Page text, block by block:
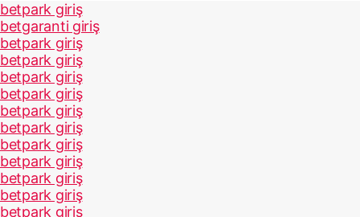
betpark giriş
betgaranti giriş
betpark giriş
betpark giriş
betpark giriş
betpark giriş
betpark giriş
betpark giriş
betpark giriş
betpark giriş
betpark giriş
betpark giriş
betpark giriş